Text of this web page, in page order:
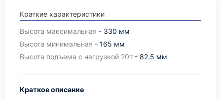
Краткие характеристики
Высота максимальная - 330 мм
Высота минимальная - 165 мм
Высота подъема с нагрузкой 20т - 82.5 мм
Краткое описание